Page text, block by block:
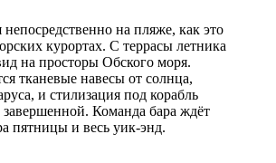
непосредственно на пляже, как это
курортах. С террасы летника
на просторы Обского моря.
тканевые навесы от солнца,
и стилизация под корабль
завершенной. Команда бара ждёт
пятницы и весь уик-энд.